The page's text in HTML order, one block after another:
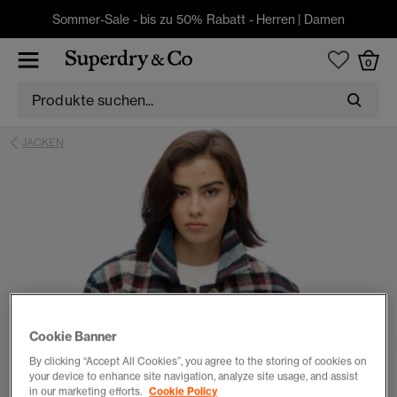
Sommer-Sale - bis zu 50% Rabatt - Herren | Damen
0
JACKEN
Cookie Banner
By clicking “Accept All Cookies”, you agree to the storing of cookies on
your device to enhance site navigation, analyze site usage, and assist
in our marketing efforts. Cookie Policy